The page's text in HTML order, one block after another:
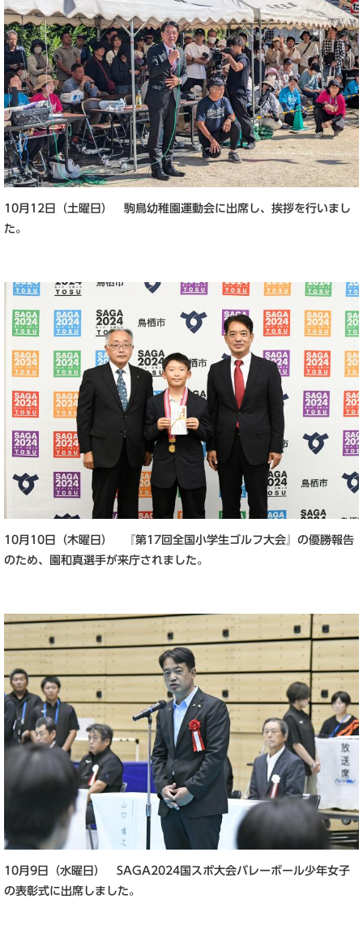
10月12日（土曜日） 駒鳥幼稚園運動会に出席し、挨拶を行いまし
た。
10月10日（木曜日） 『第17回全国小学生ゴルフ大会』の優勝報告
のため、園和真選手が来庁されました。
10月9日（水曜日） SAGA2024国スポ大会バレーボール少年女子
の表彰式に出席しました。